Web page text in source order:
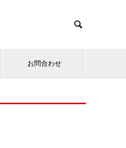

お問合わせ